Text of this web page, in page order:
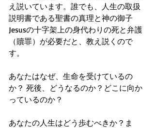
え説いています。誰でも、人生の取扱
説明書である聖書の真理と神の御子
Jesusの十字架上の身代わりの死と弁護
（贖罪）が必要だと、教え説くので
す。
あなたはなぜ、生命を受けているの
か？ 死後、どうなるのか？どこに向か
っているのか？
あなたの人生はどう歩むべきか？ま